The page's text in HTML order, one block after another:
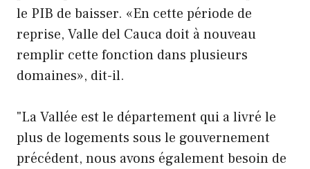
le PIB de baisser. «En cette période de
reprise, Valle del Cauca doit à nouveau
remplir cette fonction dans plusieurs
domaines», dit-il.
"La Vallée est le département qui a livré le
plus de logements sous le gouvernement
précédent, nous avons également besoin de